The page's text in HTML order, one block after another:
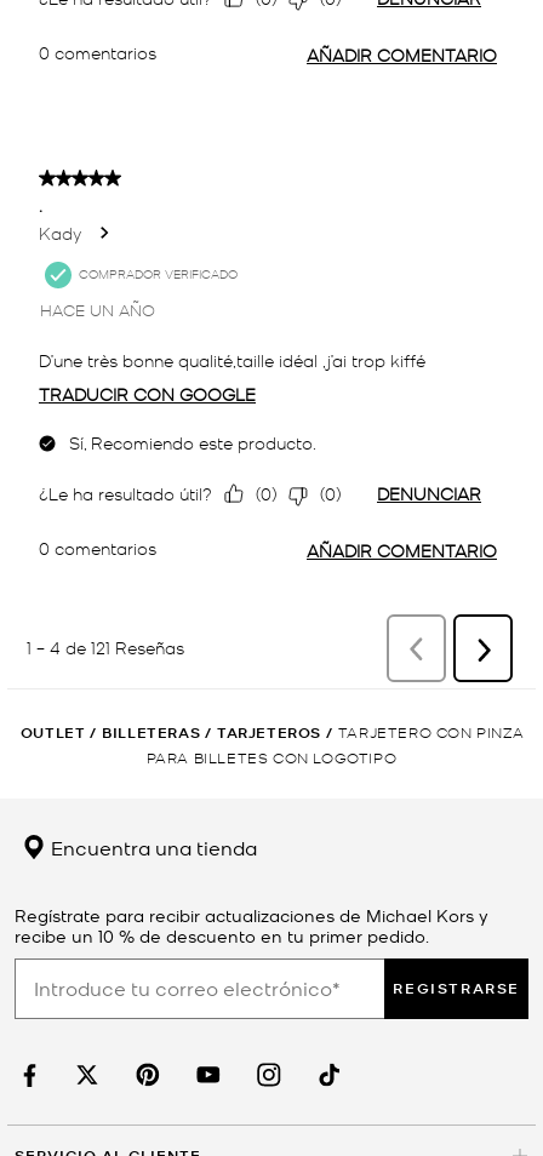
OUTLET / BILLETERAS / TARJETEROS / TARJETERO CON PINZA
PARA BILLETES CON LOGOTIPO
Encuentra una tienda
Regístrate para recibir actualizaciones de Michael Kors y
recibe un 10 % de descuento en tu primer pedido.
REGISTRARSE